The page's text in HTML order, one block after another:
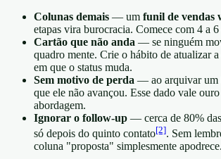
Colunas demais — um funil de vendas
etapas vira burocracia. Comece com 4 a
Cartão que não anda — se ninguém
quadro mente. Crie o hábito de atualizar
em que o status muda.
Sem motivo de perda — ao arquivar um
que ele não avançou. Esse dado vale
abordagem.
Ignorar o follow-up — cerca de 80%
só depois do quinto contato[2]. Sem
coluna "proposta" simplesmente apodrece.